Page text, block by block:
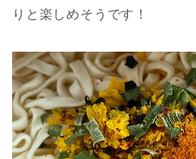
りと楽しめそうです！